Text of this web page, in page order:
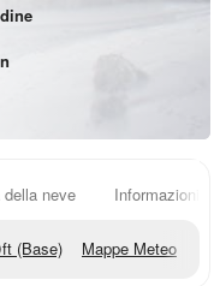
neve Informazioni
ft (Base) Mappe Meteo